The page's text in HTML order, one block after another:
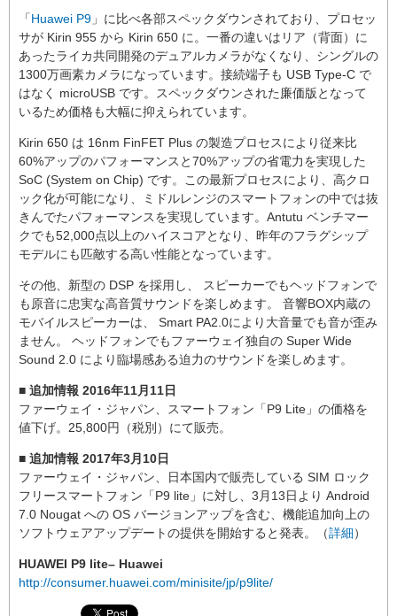
「Huawei P9 」に比べ各部スペックダウンされており、プロセッ
サが Kirin 955 から Kirin 650 に。一番の違いはリア（背面）に
あったライカ共同開発のデュアルカメラがなくなり、シングルの
1300万画素カメラになっています。接続端子も USB Type-C で
はなく microUSB です。スペックダウンされた廉価版となって
いるため価格も大幅に抑えられています。
Kirin 650 は 16nm FinFET Plus の製造プロセスにより従来比
60%アップのパフォーマンスと70%アップの省電力を実現した
SoC (System on Chip) です。この最新プロセスにより、高クロ
ック化が可能になり、ミドルレンジのスマートフォンの中では抜
きんでたパフォーマンスを実現しています。Antutu ベンチマー
クでも52,000点以上のハイスコアとなり、昨年のフラグシップ
モデルにも匹敵する高い性能となっています。
その他、新型の DSP を採用し、 スピーカーでもヘッドフォンで
も原音に忠実な高音質サウンドを楽しめます。 音響BOX内蔵の
モバイルスピーカーは、 Smart PA2.0により大音量でも音が歪み
ません。 ヘッドフォンでもファーウェイ独自の Super Wide
Sound 2.0 により臨場感ある迫力のサウンドを楽しめます。
■ 追加情報 2016年11月11日
ファーウェイ・ジャパン、スマートフォン「P9 Lite」の価格を
値下げ。25,800円（税別）にて販売。
■ 追加情報 2017年3月10日
ファーウェイ・ジャパン、日本国内で販売している SIM ロック
フリースマートフォン「P9 lite」に対し、3月13日より Android
7.0 Nougat への OS バージョンアップを含む、機能追加向上の
ソフトウェアアップデートの提供を開始すると発表。（詳細）
HUAWEI P9 lite– Huawei
http://consumer.huawei.com/minisite/jp/p9lite/